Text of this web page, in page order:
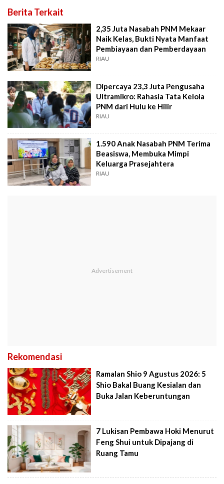
Berita Terkait
2,35 Juta Nasabah PNM Mekaar
Naik Kelas, Bukti Nyata Manfaat
Pembiayaan dan Pemberdayaan
RIAU
Dipercaya 23,3 Juta Pengusaha
Ultramikro: Rahasia Tata Kelola
PNM dari Hulu ke Hilir
RIAU
1.590 Anak Nasabah PNM Terima
Beasiswa, Membuka Mimpi
Keluarga Prasejahtera
RIAU
Rekomendasi
Ramalan Shio 9 Agustus 2026: 5
Shio Bakal Buang Kesialan dan
Buka Jalan Keberuntungan
7 Lukisan Pembawa Hoki Menurut
Feng Shui untuk Dipajang di
Ruang Tamu